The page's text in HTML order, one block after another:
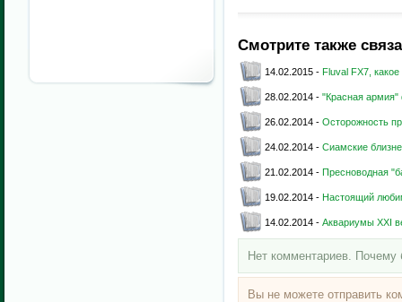
Смотрите также
14.02.2015 - Fluval FX7,
28.02.2014 - "Красная
26.02.2014 - Осторожность
24.02.2014 - Сиамские
21.02.2014 - Пресноводная
19.02.2014 - Настоящий
14.02.2014 - Аквариумы XXI
Нет комментариев.
Вы не можете отправить